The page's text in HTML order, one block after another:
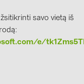
savo vietą iš
e/